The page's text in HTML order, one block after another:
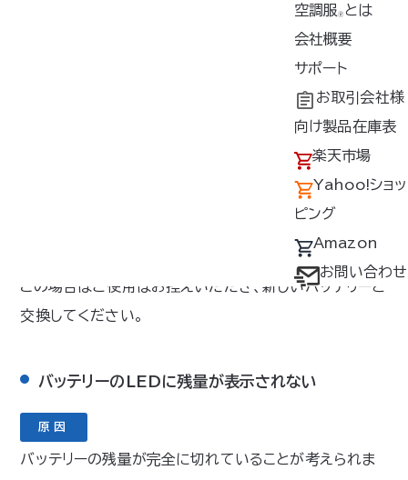
導入事例
共同開発
工場シミュレーシ
ョン
空調服🄬 とは
空調服 ®とは
開発秘話
会社概要
企業理念
会社概要
会社沿革
アクセス
採用情報
サポート
よくあるご質問
不要なバッテリー
の回収について
デバイス・ファン
オプション対応表
取扱説明書ダウ
ンロードサービス
扱い店舗
お取引会社様
向け製品在庫表
楽天市場
Yahoo!ショッ
ピング
Amazon
お問い合わせ
バッテリーの残量が少なくなっているか、完全に切れてい
バッテリーを十分に充電してください。充電がうまくでき
この場合は、充電器を新しいものに交換してください。
この場合はご使用はお控えいただき、新しいバッテリーと
交換してください。
バッテリーのLEDに残量が表示されない
原因
バッテリーの残量が完全に切れていることが考えられま